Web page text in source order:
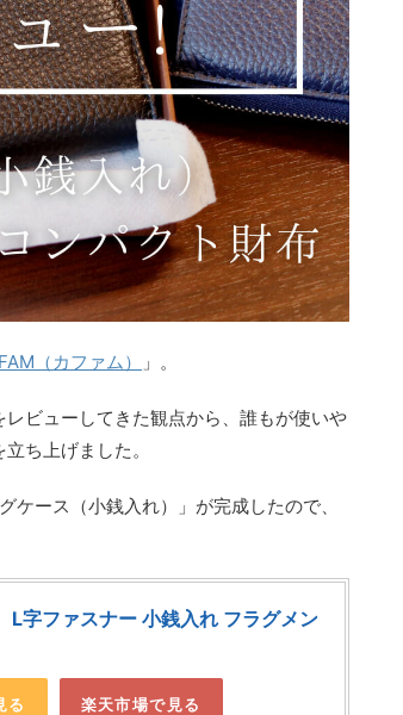
（カファム） 」。
ビューしてきた観点から、誰もが使いや
ち上げました。
ース（小銭入れ）」が完成したので、
字ファスナー 小銭入れ フラグメン
る 楽天市場で見る